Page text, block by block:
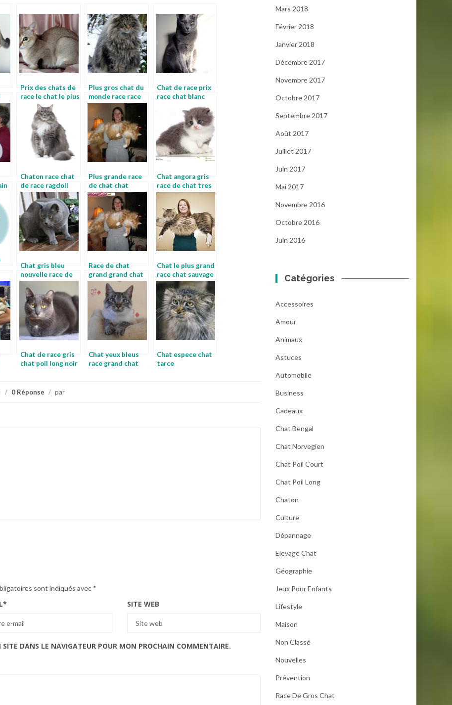
Prix des chats de
race le chat le plus
grand du monde
Plus gros chat du
monde race race
de chat noir poil
long
Chat de race prix
race chat blanc
Chaton race chat
de race ragdoll
Plus grande race
de chat chat
enorme
Chat angora gris
race de chat tres
grand
Chat gris bleu
nouvelle race de
chat
Race de chat
grand grand chat
Chat le plus grand
race chat sauvage
Chat de race gris
chat poil long noir
Chat yeux bleus
race grand chat
Chat espece chat
tarce
/ 0 Réponse / par
sont indiqués avec *
* SITE WEB
DANS LE NAVIGATEUR POUR MON PROCHAIN COMMENTAIRE.
Mars 2018
Février 2018
Janvier 2018
Décembre 2017
Novembre 2017
Octobre 2017
Septembre 2017
Août 2017
Juillet 2017
Juin 2017
Mai 2017
Novembre 2016
Octobre 2016
Juin 2016
Catégories
Accessoires
Amour
Animaux
Astuces
Automobile
Business
Cadeaux
Chat Bengal
Chat Norvegien
Chat Poil Court
Chat Poil Long
Chaton
Culture
Dépannage
Elevage Chat
Géographie
Jeux Pour Enfants
Lifestyle
Maison
Non Classé
Nouvelles
Prévention
Race De Gros Chat